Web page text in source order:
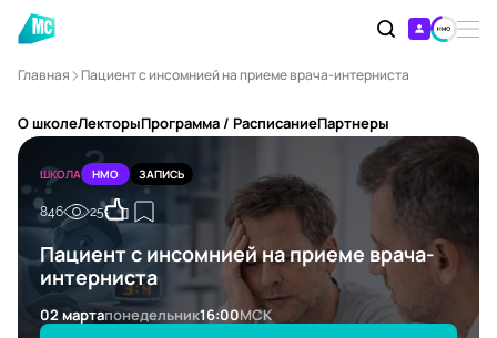
Главная Пациент с инсомнией на приеме врача-интерниста
О школеЛекторыПрограмма / РасписаниеПартнеры
ШКОЛА НМО ЗАПИСЬ
846 25
Пациент с инсомнией на приеме врача-
интерниста
02 мартапонедельник16:00МСК